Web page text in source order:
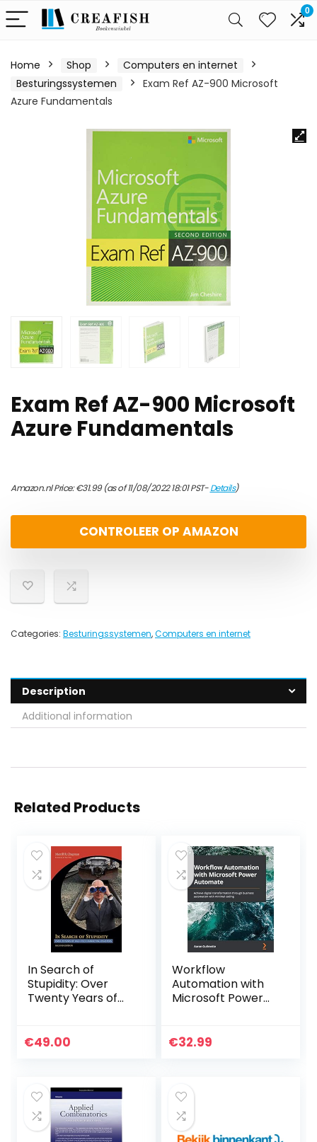
0
Home Shop
Computers en internet
Besturingssystemen
Exam Ref AZ-900 Microsoft
Azure Fundamentals
Exam Ref AZ-900 Microsoft
Azure Fundamentals
Amazon.nl Price:€31.99(as of 11/08/2022 18:01 PST-Details)
CONTROLEER OP AMAZON
Categories: Besturingssystemen,Computers en internet
Description
Additional information
Related Products
In Search of
Stupidity: Over
Twenty Years of
Disasters
€49.00
Workflow
Automation with
Microsoft Power
transformation
€32.99